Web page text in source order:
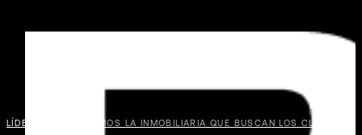
LÍDER TODAY CREAMOS LA INMOBILIARIA QUE BUSCAN LOS CLIENTES